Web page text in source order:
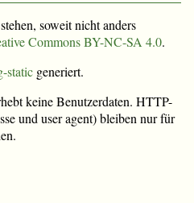
soweit nicht anders
Commons BY-NC-SA 4.0.
static generiert.
keine Benutzerdaten. HTTP-
und user agent) bleiben nur für